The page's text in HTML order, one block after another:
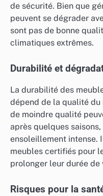
de sécurité. Bien que
peuvent se dégrader
sont pas de bonne
climatiques extrêmes.
Durabilité et
La durabilité des
dépend de la qualité
de moindre qualité
après quelques
ensoleillement intense.
meubles certifiés pour
prolonger leur durée de
Risques pour la